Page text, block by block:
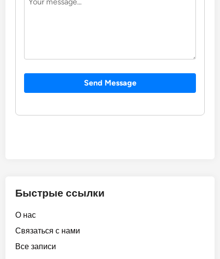
Send Message
Быстрые ссылки
О нас
Связаться с нами
Все записи